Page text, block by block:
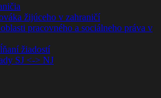
žijúceho v zahraničí
pracovného a sociálneho práva v
žiadostí
SJ <-> NJ